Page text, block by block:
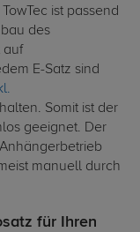
ist passend
des
auf
E-Satz sind
Somit ist der
geeignet. Der
manuell durch
für Ihren